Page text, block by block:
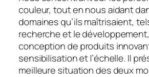
couleur, tout en nous aidant
domaines qu’ils maîtrisaient,
recherche et le
conception de produits
sensibilisation et l’échelle. Il
meilleure situation des deux